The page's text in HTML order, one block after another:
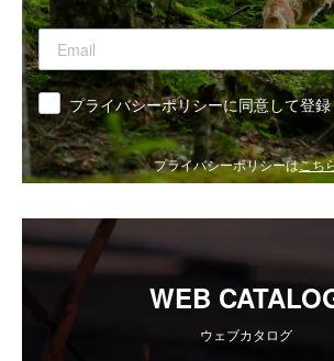
同意 プライバシーポリシーに同意して登録
プライバシーポリシーはこち
WEB
ウェブカタログ